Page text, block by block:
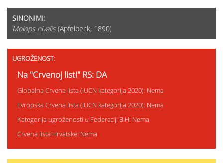
SINONIMI:
Molops nivalis (Apfelbeck, 1890)
UGROŽENOST:
Na "Crvenoj listi" RS: DA
Globalna Crvena lista (IUCN kategorija 2020): Nema
Evropska Crvena lista (IUCN kategorija 2020): Nema
Kategorija ugroženosti u Federaciji BiH: Nema
Crvena lista Hrvatske: Nema